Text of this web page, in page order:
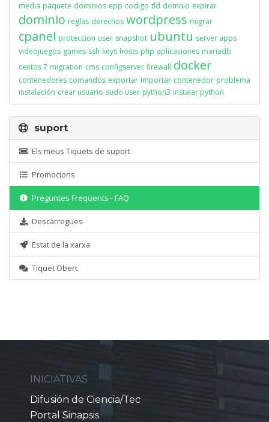
media paquete dominios epp codigo tld domnio expirar
dominio reglas derechos wordpress migrar
cpanel proteccion user snapshot ubuntu server apps
videojuegos games ssh keys hosts php aplicaciones mariadb
centos 7 migration cms configserver firewall docker
contenedores comandos exportar importar contenedor problema
instalación crear usuario sudo user python3 instalar python
suport
Els meus Tiquets de suport
Promocions
Preguntes Freqüents - FAQ
Descàrregues
Estat de la xarxa
Tiquet Obert
INICIATIVAS
Difusión de Ciencia/Tec
Portal Sinapsis